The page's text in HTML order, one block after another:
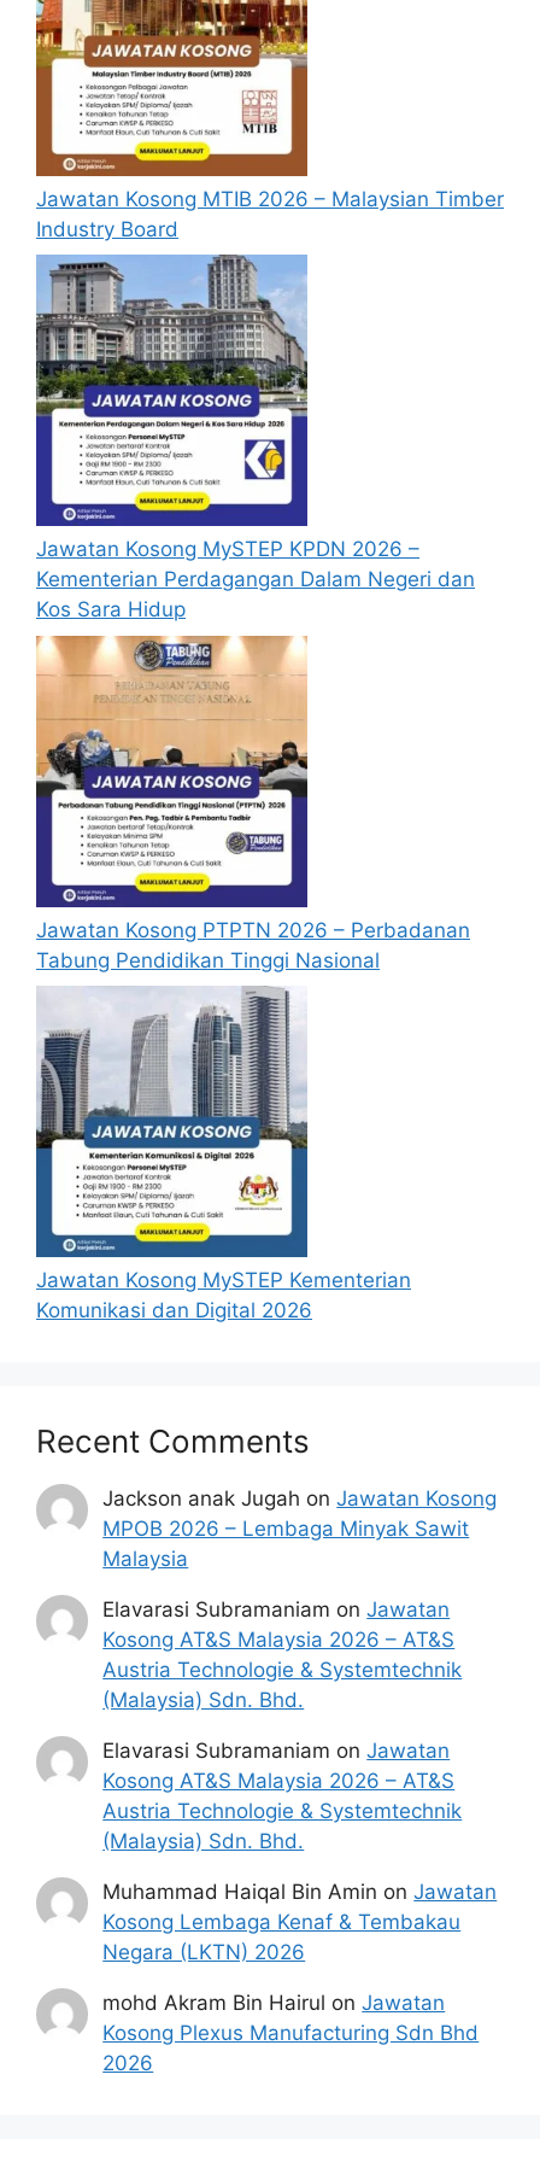
Borang Permohonan
Jawatan Kosong MTIB 2026 – Malaysian Timber
Industry Board
Jawatan Kosong MySTEP KPDN 2026 –
Kementerian Perdagangan Dalam Negeri dan
Kos Sara Hidup
Jawatan Kosong PTPTN 2026 – Perbadanan
Tabung Pendidikan Tinggi Nasional
Jawatan Kosong MySTEP Kementerian
Komunikasi dan Digital 2026
Recent Comments
Jackson anak Jugah onJawatan Kosong
MPOB 2026 – Lembaga Minyak Sawit
Malaysia
Elavarasi Subramaniam onJawatan
Kosong AT&S Malaysia 2026 – AT&S
Austria Technologie & Systemtechnik
(Malaysia) Sdn. Bhd.
Elavarasi Subramaniam onJawatan
Kosong AT&S Malaysia 2026 – AT&S
Austria Technologie & Systemtechnik
(Malaysia) Sdn. Bhd.
Muhammad Haiqal Bin Amin onJawatan
Kosong Lembaga Kenaf & Tembakau
Negara (LKTN) 2026
mohd Akram Bin Hairul onJawatan
Kosong Plexus Manufacturing Sdn Bhd
2026